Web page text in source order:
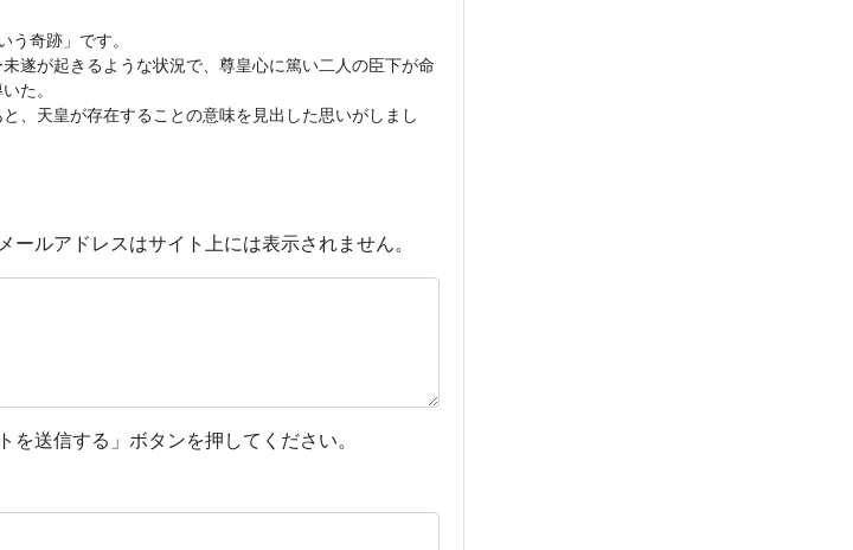
奇跡」です。
遂が起きるような状況で、尊皇心に篤い二人の臣下が命
た。
、天皇が存在することの意味を見出した思いがしまし
ルアドレスはサイト上には表示されません。
送信する」ボタンを押してください。